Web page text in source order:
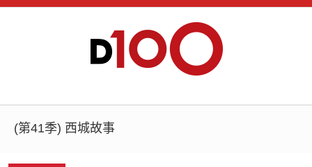
(第41季) 西城故事